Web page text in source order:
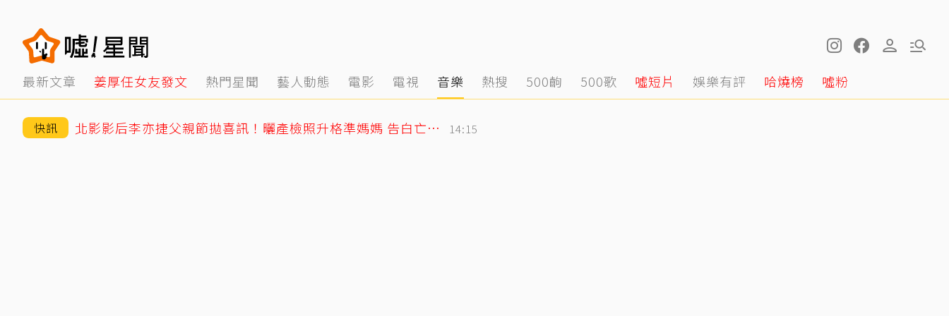
最新文章 姜厚任女友發文 熱門星聞 藝人動態 電影 電視 音樂 熱搜 500齣 500歌 噓短片 娛樂有評 哈燒榜 噓粉
快訊 北影影后李亦捷父親節拋喜訊！曬產檢照升格準媽媽 告白亡父超感人 14:15